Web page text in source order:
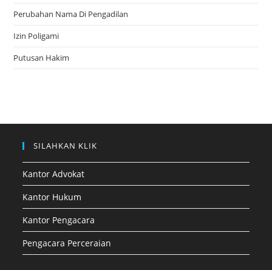
Perubahan Nama Di Pengadilan
Izin Poligami
Putusan Hakim
SILAHKAN KLIK
Kantor Advokat
Kantor Hukum
Kantor Pengacara
Pengacara Perceraian